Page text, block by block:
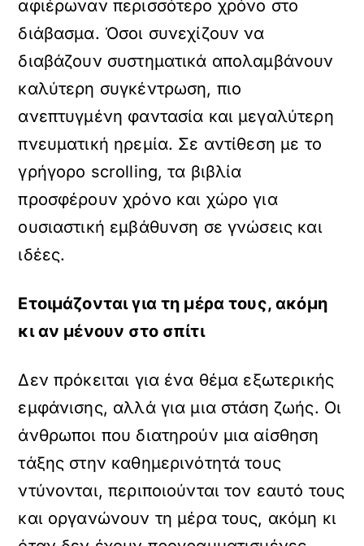
αφιέρωναν περισσότερο χρόνο στο
διάβασμα. Όσοι συνεχίζουν να
διαβάζουν συστηματικά απολαμβάνουν
καλύτερη συγκέντρωση, πιο
ανεπτυγμένη φαντασία και μεγαλύτερη
πνευματική ηρεμία. Σε αντίθεση με το
γρήγορo scrolling, τα βιβλία
προσφέρουν χρόνο και χώρο για
ουσιαστική εμβάθυνση σε γνώσεις και
ιδέες.
Ετοιμάζονται για τη μέρα τους, ακόμη
κι αν μένουν στο σπίτι
Δεν πρόκειται για ένα θέμα εξωτερικής
εμφάνισης, αλλά για μια στάση ζωής. Οι
άνθρωποι που διατηρούν μια αίσθηση
τάξης στην καθημερινότητά τους
ντύνονται, περιποιούνται τον εαυτό τους
και οργανώνουν τη μέρα τους, ακόμη κι